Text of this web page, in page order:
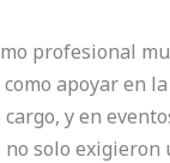
profesional
apoyar en
y en
solo exigieron